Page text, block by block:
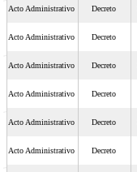
Acto Administrativo Decreto
Acto Administrativo Decreto
Acto Administrativo Decreto
Acto Administrativo Decreto
Acto Administrativo Decreto
Acto Administrativo Decreto